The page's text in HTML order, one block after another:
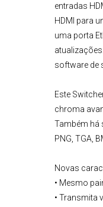
entradas
HDMI para
uma porta
software de
Este
chroma
Também há
PNG, TGA,
Novas
• Mesmo
• Transmita